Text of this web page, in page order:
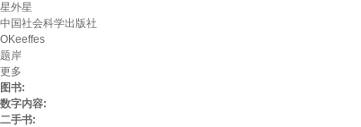
星外星
中国社会科学出版社
OKeeffes
题岸
更多
图书:
数字内容:
二手书: